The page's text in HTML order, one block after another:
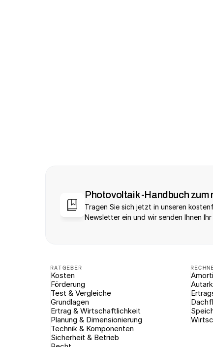
Photovoltaik -Handbuch zum
Tragen Sie sich jetzt in unseren
Newsletter ein und wir senden Ihnen Ihr
RATGEBER
Kosten
Förderung
Test & Vergleiche
Grundlagen
Ertrag & Wirtschaftlichkeit
Planung & Dimensionierung
Technik & Komponenten
Sicherheit & Betrieb